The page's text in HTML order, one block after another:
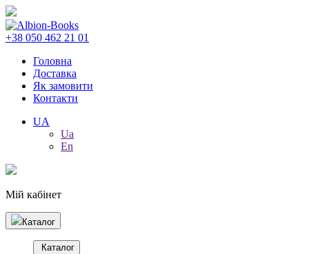
+38 050 462 21 01
Головна
Доставка
Як замовити
Контакти
UA
Ua
En
Мій кабінет
Каталог
Каталог